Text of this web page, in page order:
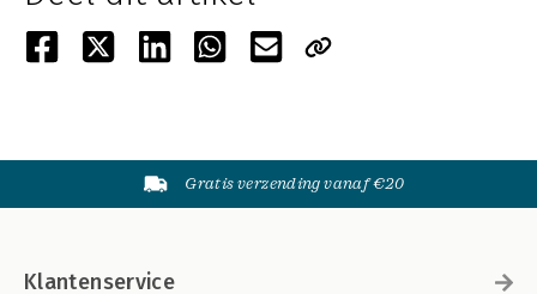
Gratis verzending vanaf €20
Klantenservice